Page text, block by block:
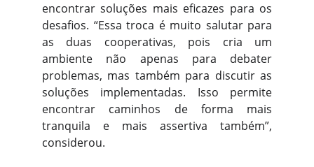
encontrar soluções mais eficazes para os
desafios. “Essa troca é muito salutar para
as duas cooperativas, pois cria um
ambiente não apenas para debater
problemas, mas também para discutir as
soluções implementadas. Isso permite
encontrar caminhos de forma mais
tranquila e mais assertiva também”,
considerou.